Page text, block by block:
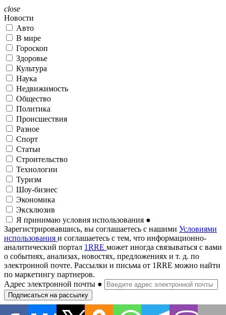
close
Новости
Авто
В мире
Гороскоп
Здоровье
Культура
Наука
Недвижимость
Общество
Политика
Происшествия
Разное
Спорт
Статьи
Строительство
Технологии
Туризм
Шоу-бизнес
Экономика
Эксклюзив
Я принимаю условия использования ●
Зарегистрировавшись, вы соглашаетесь с нашими Условиями
использования и соглашаетесь с тем, что информационно-
аналитический портал 1RRE может иногда связываться с вами
о событиях, анализах, новостях, предложениях и т. д. по
электронной почте. Рассылки и письма от 1RRE можно найти
по маркетингу партнеров.
Адрес электронной почты ●
Подписаться на рассылку